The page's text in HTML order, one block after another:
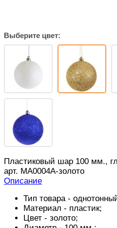
Выберите цвет:
Пластиковый шар 100 мм.,
арт. MA0004A-золото
Описание
Тип товара -
Материал - пластик;
Цвет - золото;